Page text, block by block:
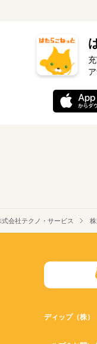
式会社テクノ・サービス
ディップ（株）